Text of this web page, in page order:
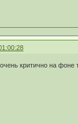
критично на